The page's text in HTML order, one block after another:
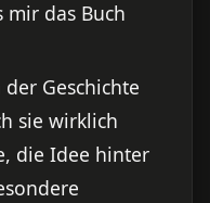
mir das Buch
Geschichte
sie wirklich
die Idee hinter